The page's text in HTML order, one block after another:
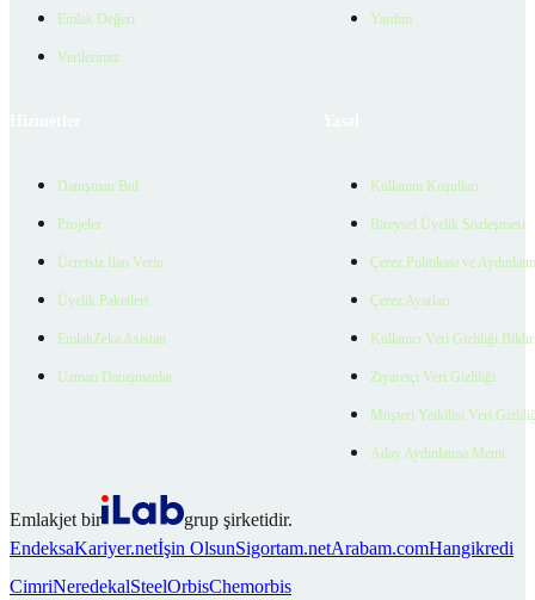
Emlak Değeri
Verilerimiz
Yardım
Danışman Bul
Projeler
Ücretsiz İlan Verin
Üyelik Paketleri
EmlakZeka Asistan
Uzman Danışmanlar
Kullanım Koşulları
Bireysel Üyelik Sözleşmesi
Çerez Politikası ve
Çerez Ayarları
Kullanıcı Veri Gizliliği
Ziyaretçi Veri Gizliliği
Müşteri Yetkilisi Veri
Aday Aydınlatma Metni
Emlakjet bir
grup şirketidir.
EndeksaKariyer.netİşin OlsunSigortam.netArabam.comHangikredi
CimriNeredekalSteelOrbisChemorbis